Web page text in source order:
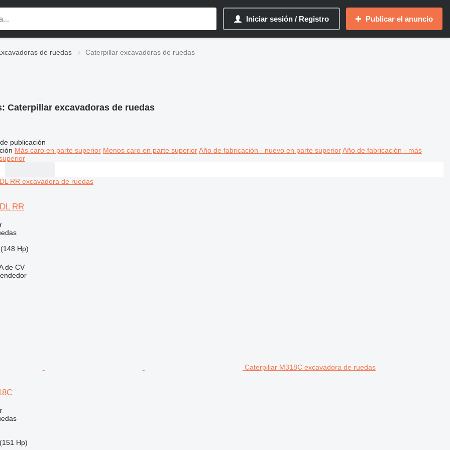
Iniciar sesión / Registro Publicar el anuncio
de ruedas Caterpillar excavadoras de ruedas
Caterpillar excavadoras de ruedas
publicación
Más caro en parte superior Menos caro en parte superior Año de fabricación - nuevo en parte superior Año de fabricación - más
RR
Hp)
de CV
Caterpillar M318C excavadora de ruedas
Hp)